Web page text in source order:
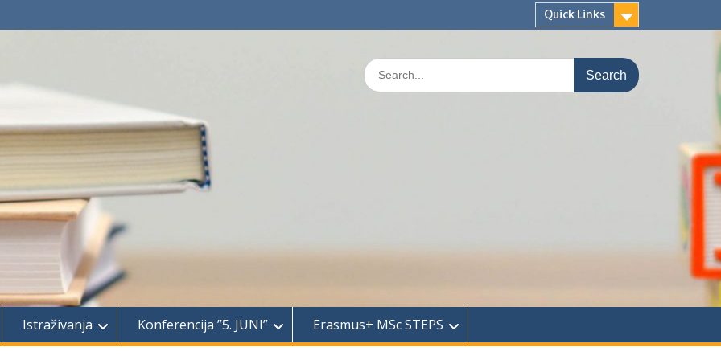
Quick Links
Search
for:
Istraživanja Konferencija ”5. JUNI” Erasmus+ MSc STEPS